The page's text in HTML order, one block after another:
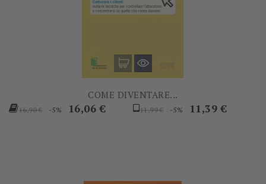
COME DIVENTARE...
Prezzo
16,90 € -5% Prezzo
16,06 €
Prezzo
11,99 € -5% Prezzo
11,39 €